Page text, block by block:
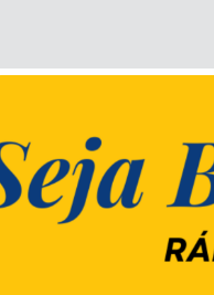
de Comunicação